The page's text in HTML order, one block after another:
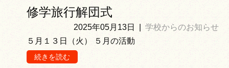
修学旅行解団式
2025年05月13日
学校からのお知らせ
５月１３日（火） ５月の活動
続きを読む